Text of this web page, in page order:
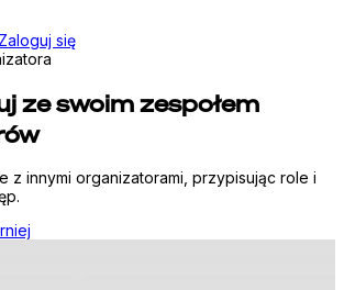
Zaloguj się
ze swoim zespołem
z innymi organizatorami, przypisując role i